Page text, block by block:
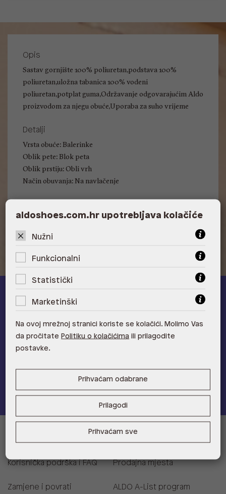
Opis
Sastav gornjište 100% poliuretan,podstava 100%
poliuretan,uložna tabanica 100% vodeni
poliuretan,potplat guma,Održavanje odgovarajućim Aldo
proizvodom za njegu obuće,Uporaba za suho vrijeme
Detalji
Vrsta obuće: Balerinke
Oblik pete: Blok peta
Oblik prstiju: Obli vrh
Način obuvanja: Na navlačenje
Visina pete: 2.54 cm
Učlani se u ALDO A-list program vjernostii ostvari 5% popusta
na novu kolekciju!
Pridružite se
Korisnička podrška i FAQ
Zamjene i povrati
Prodajna mjesta
ALDO A-List program
aldoshoes.com.hr upotrebljava kolačiće
Nužni
Funkcionalni
Statistički
Marketinški
Na ovoj mrežnoj stranici koriste se kolačići. Molimo Vas
da pročitate Politiku o kolačićima ili prilagodite
postavke.
Prihvaćam odabrane
Prilagodi
Prihvaćam sve